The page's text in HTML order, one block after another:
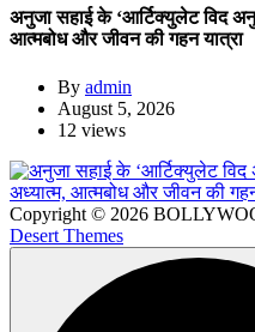
अनुजा सहाई के ‘आर्टिक्युलेट विद
आत्मबोध और जीवन की गहन यात्रा
By admin
August 5, 2026
12 views
Copyright © 2026
Desert Themes